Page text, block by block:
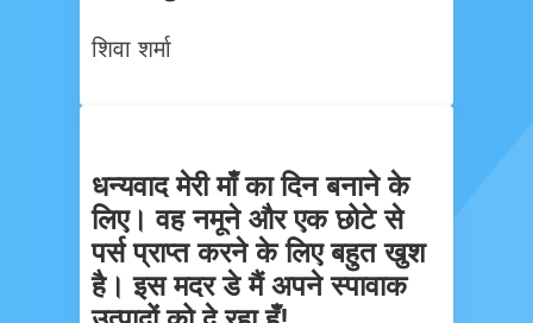
शिवा शर्मा
धन्यवाद मेरी माँ का दिन बनाने के
लिए। वह नमूने और एक छोटे से
पर्स प्राप्त करने के लिए बहुत खुश
है। इस मदर डे मैं अपने स्पावाक